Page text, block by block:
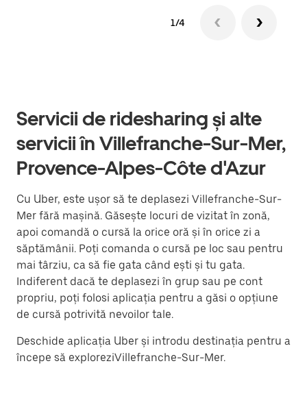
1/4
Servicii de ridesharing și alte
servicii în Villefranche-Sur-Mer,
Provence-Alpes-Côte d'Azur
Cu Uber, este ușor să te deplasezi Villefranche-Sur-
Mer fără mașină. Găsește locuri de vizitat în zonă,
apoi comandă o cursă la orice oră și în orice zi a
săptămânii. Poți comanda o cursă pe loc sau pentru
mai târziu, ca să fie gata când ești și tu gata.
Indiferent dacă te deplasezi în grup sau pe cont
propriu, poți folosi aplicația pentru a găsi o opțiune
de cursă potrivită nevoilor tale.
Deschide aplicația Uber și introdu destinația pentru a
începe să exploreziVillefranche-Sur-Mer.